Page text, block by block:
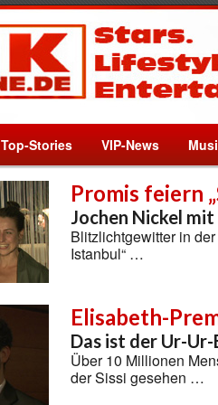
Top-Stories VIP-News
Promis feiern
Jochen Nickel
Blitzlichtgewitter in
Istanbul“ …
Elisabeth-
Das ist der Ur-Ur-
Über 10 Millionen
der Sissi gesehen …